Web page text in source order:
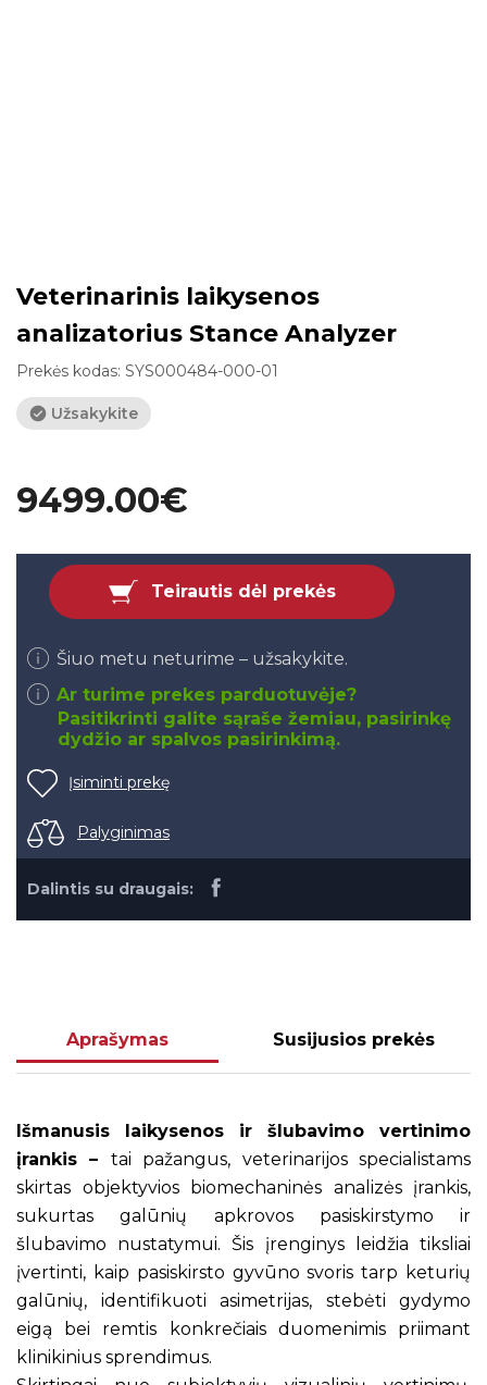
Veterinarinis laikysenos
analizatorius Stance Analyzer
Prekės kodas: SYS000484-000-01
Užsakykite
9499.00€
Teirautis dėl prekės
Šiuo metu neturime – užsakykite.
Ar turime prekes parduotuvėje?
Pasitikrinti galite sąraše žemiau, pasirinkę
dydžio ar spalvos pasirinkimą.
Įsiminti prekę
Palyginimas
Dalintis su draugais:
Aprašymas Susijusios prekės
Išmanusis laikysenos ir šlubavimo vertinimo
įrankis – tai pažangus, veterinarijos specialistams
skirtas objektyvios biomechaninės analizės įrankis,
sukurtas galūnių apkrovos pasiskirstymo ir
šlubavimo nustatymui. Šis įrenginys leidžia tiksliai
įvertinti, kaip pasiskirsto gyvūno svoris tarp keturių
galūnių, identifikuoti asimetrijas, stebėti gydymo
eigą bei remtis konkrečiais duomenimis priimant
klinikinius sprendimus.